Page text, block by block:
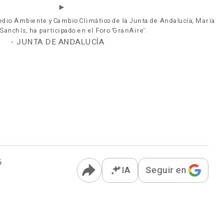
Ambiente y Cambio Climático de la Junta de Andalucía, María
ha participado en el Foro 'GranAire'.
- JUNTA DE ANDALUCÍA
Abrir opciones para
IA Seguir en